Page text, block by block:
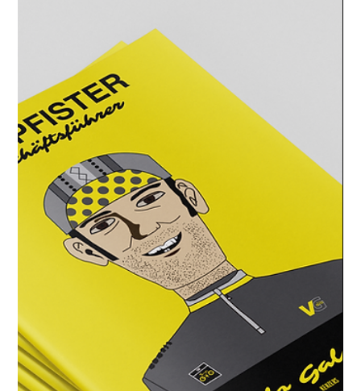
empfohlene Links: schweizmobil.ch outdooractive.com
connect.garmin.com wikiloc.com quaeldich.de bike-gps.com
climbbybike.com zum Konvertieren von Daten: gpsbabel.org